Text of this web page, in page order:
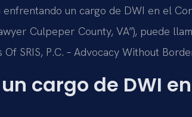
un cargo de DWI en el
Culpeper County, VA”), puede
SRIS, P.C. – Advocacy Without
cargo de DWI